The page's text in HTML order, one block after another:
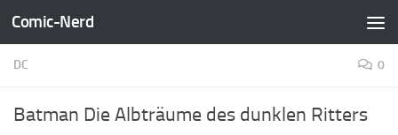
Zum Inhalt springen
Comic-Nerd
DC 0
Batman Die Albträume des dunklen Ritters